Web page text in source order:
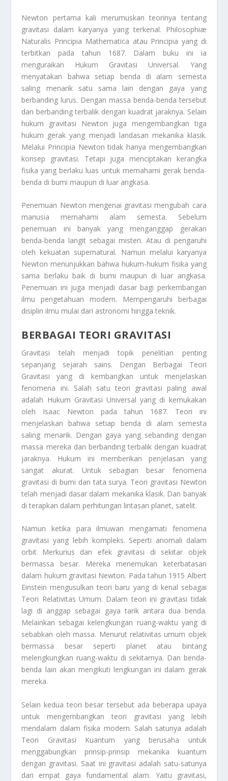
Newton pertama kali merumuskan teorinya tentang
gravitasi dalam karyanya yang terkenal. Philosophiæ
Naturalis Principia Mathematica atau Principia yang di
terbitkan pada tahun 1687. Dalam buku ini ia
menguraikan Hukum Gravitasi Universal. Yang
menyatakan bahwa setiap benda di alam semesta
saling menarik satu sama lain dengan gaya yang
berbanding lurus. Dengan massa benda-benda tersebut
dan berbanding terbalik dengan kuadrat jaraknya. Selain
hukum gravitasi Newton juga mengembangkan tiga
hukum gerak yang menjadi landasan mekanika klasik.
Melalui Principia Newton tidak hanya mengembangkan
konsep gravitasi. Tetapi juga menciptakan kerangka
fisika yang berlaku luas untuk memahami gerak benda-
benda di bumi maupun di luar angkasa.
Penemuan Newton mengenai gravitasi mengubah cara
manusia memahami alam semesta. Sebelum
penemuan ini banyak yang menganggap gerakan
benda-benda langit sebagai misteri. Atau di pengaruhi
oleh kekuatan supernatural. Namun melalui karyanya
Newton menunjukkan bahwa hukum-hukum fisika yang
sama berlaku baik di bumi maupun di luar angkasa.
Penemuan ini juga menjadi dasar bagi perkembangan
ilmu pengetahuan modern. Mempengaruhi berbagai
disiplin ilmu mulai dari astronomi hingga teknik.
BERBAGAI TEORI GRAVITASI
Gravitasi telah menjadi topik penelitian penting
sepanjang sejarah sains. Dengan
Berbagai Teori
Gravitasi yang di kembangkan untuk menjelaskan
fenomena ini. Salah satu teori gravitasi paling awal
adalah Hukum Gravitasi Universal yang di kemukakan
oleh Isaac Newton pada tahun 1687. Teori ini
menjelaskan bahwa setiap benda di alam semesta
saling menarik. Dengan gaya yang sebanding dengan
massa mereka dan berbanding terbalik dengan kuadrat
jaraknya. Hukum ini memberikan penjelasan yang
sangat akurat. Untuk sebagian besar fenomena
gravitasi di bumi dan tata surya. Teori gravitasi Newton
telah menjadi dasar dalam mekanika klasik. Dan banyak
di terapkan dalam perhitungan lintasan planet, satelit.
Namun ketika para ilmuwan mengamati fenomena
gravitasi yang lebih kompleks. Seperti anomali dalam
orbit Merkurius dan efek gravitasi di sekitar objek
bermassa besar. Mereka menemukan keterbatasan
dalam hukum gravitasi Newton. Pada tahun 1915 Albert
Einstein mengusulkan teori baru yang di kenal sebagai
Teori Relativitas Umum. Dalam teori ini gravitasi tidak
lagi di anggap sebagai gaya tarik antara dua benda.
Melainkan sebagai kelengkungan ruang-waktu yang di
sebabkan oleh massa. Menurut relativitas umum objek
bermassa besar seperti planet atau bintang
melengkungkan ruang-waktu di sekitarnya. Dan benda-
benda lain akan mengikuti lengkungan ini dalam gerak
mereka.
Selain kedua teori besar tersebut ada beberapa upaya
untuk mengembangkan teori gravitasi yang lebih
mendalam dalam fisika modern. Salah satunya adalah
Teori Gravitasi Kuantum yang berusaha untuk
menggabungkan prinsip-prinsip mekanika kuantum
dengan gravitasi. Saat ini gravitasi adalah satu-satunya
dari empat gaya fundamental alam. Yaitu gravitasi,